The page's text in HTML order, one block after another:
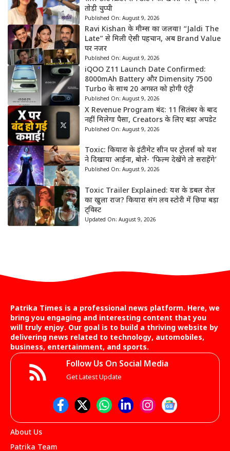
तोड़ी चुप्पी
Published On: August 9, 2026
Ravi Kishan के मीम्स का जलवा! “Jaldi The
Late” से मिली ऐसी पहचान, अब Brand Value
पर नजर
Published On: August 9, 2026
iQOO Z11 Launch Date Confirmed:
8000mAh Battery और Dimensity 7500
Turbo के साथ 20 अगस्त को होगी एंट्री
Published On: August 9, 2026
X Revenue Program बंद: 11 सितंबर के बाद
नहीं मिलेगा पैसा, Creators के लिए बड़ा अपडेट
Published On: August 9, 2026
Toxic: कियारा के इंटीमेट सीन पर ट्रोलर्स को यश
ने दिखाया आईना, बोले- ‘फिल्म देखेंगे तो सराहेंगे’
Published On: August 9, 2026
Toxic Trailer Explained: यश के डबल रोल
का खुला राज? कियारा संग लव स्टोरी में छिपा बड़ा
ट्विस्ट
Updated On: August 9, 2026
Patrika Times is a professional news platform. Here, we
bring you engaging and interesting content that you
will truly enjoy. Our goal is to build a thriving website by
delivering news related to technology, automobiles,
business, entertainment, and sports.
Follow Us On Social Media
Get Latest Update
About Us
Patrika Team